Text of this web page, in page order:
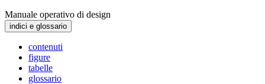
Manuale operativo di design
indici e glossario
contenuti
figure
tabelle
glossario